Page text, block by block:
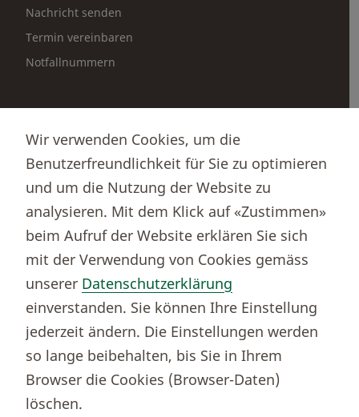
Nachricht senden
Termin vereinbaren
Notfallnummern
Börsenportal Yourmoney
Thurgauer Kantonalbank
Bankenclearingnr.
784
BIC (SWIFT)
KBTGCH22
Weitere TKB Nummern
Rechtliche Hinweise
Barrierefreiheit
Cookie-Einstellungen
Wir verwenden Cookies, um die
Benutzerfreundlichkeit für Sie zu optimieren
und um die Nutzung der Website zu
analysieren. Mit dem Klick auf «Zustimmen»
beim Aufruf der Website erklären Sie sich
mit der Verwendung von Cookies gemäss
unserer Datenschutzerklärung
einverstanden. Sie können Ihre Einstellung
jederzeit ändern. Die Einstellungen werden
so lange beibehalten, bis Sie in Ihrem
Browser die Cookies (Browser-Daten)
löschen.